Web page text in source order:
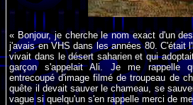
« Bonjour, je cherche le nom exact d'un
j'avais en VHS dans les années 80. C'était
vivait dans le désert saharien et qui
garçon s'appelait Ali. Je me rappelle
entrecoupé d'image filmé de troupeau de
quête il devait sauver le chameau, se
vague si quelqu'un s'en rappelle merci de